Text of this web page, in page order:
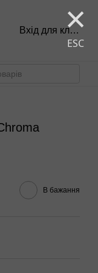
×
ESC
Вхід для клієнтів
В бажання